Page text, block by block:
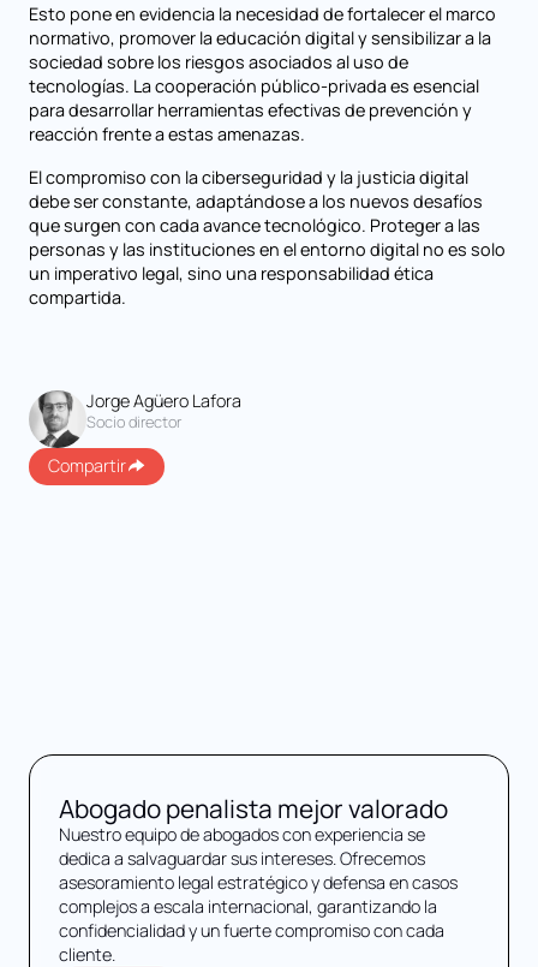
Esto pone en evidencia la necesidad de fortalecer el marco
normativo, promover la educación digital y sensibilizar a la
sociedad sobre los riesgos asociados al uso de
tecnologías. La cooperación público-privada es esencial
para desarrollar herramientas efectivas de prevención y
reacción frente a estas amenazas.
El compromiso con la ciberseguridad y la justicia digital
debe ser constante, adaptándose a los nuevos desafíos
que surgen con cada avance tecnológico. Proteger a las
personas y las instituciones en el entorno digital no es solo
un imperativo legal, sino una responsabilidad ética
compartida.
Jorge Agüero Lafora
Socio director
Compartir
Abogado penalista mejor valorado
Nuestro equipo de abogados con experiencia se
dedica a salvaguardar sus intereses. Ofrecemos
asesoramiento legal estratégico y defensa en casos
complejos a escala internacional, garantizando la
confidencialidad y un fuerte compromiso con cada
cliente.